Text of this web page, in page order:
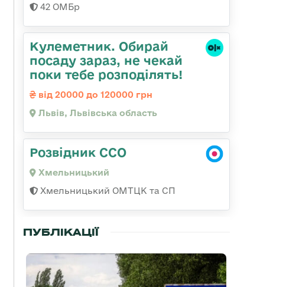
42 ОМБр
Кулеметник. Обирай
посаду зараз, не чекай
поки тебе розподілять!
від 20000 до 120000 грн
Львів, Львівська область
Розвідник ССО
Хмельницький
Хмельницький ОМТЦК та СП
ПУБЛІКАЦІЇ